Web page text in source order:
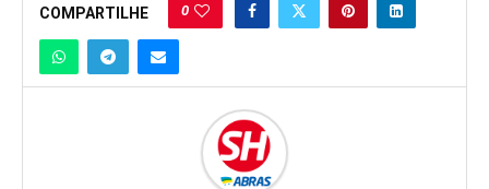
COMPARTILHE 0